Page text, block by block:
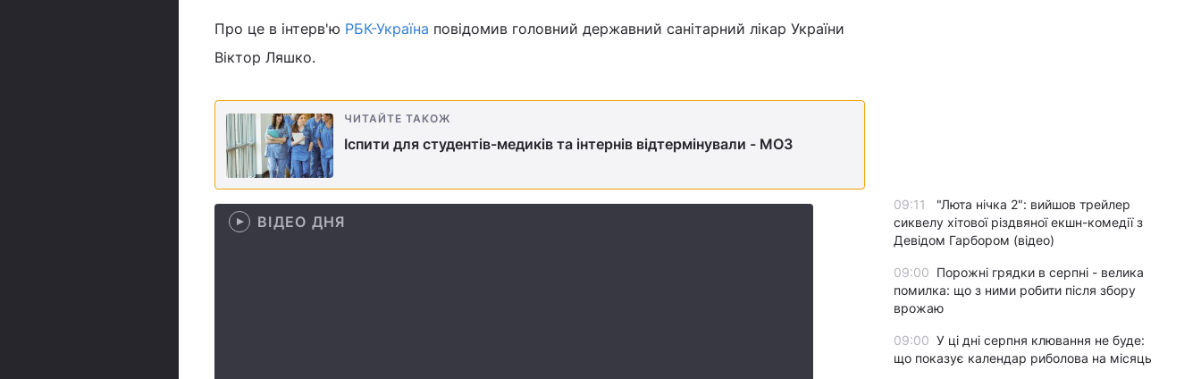
Про це в інтерв'ю РБК-Україна повідомив головний державний санітарний лікар України
Віктор Ляшко.
ЧИТАЙТЕ ТАКОЖ
Іспити для студентів-медиків та інтернів відтермінували - МОЗ
ВІДЕО ДНЯ
09:11
"Люта нічка 2": вийшов трейлер
сиквелу хітової різдвяної екшн-комедії з
Девідом Гарбором (відео)
09:00 Порожні грядки в серпні - велика
помилка: що з ними робити після збору
врожаю
09:00 У ці дні серпня клювання не буде:
що показує календар риболова на місяць